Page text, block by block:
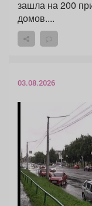
зашла на 200
домов....
03.08.2026